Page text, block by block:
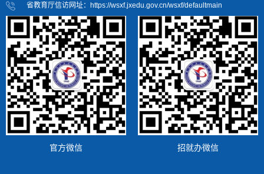
省教育厅信访网址：https://wsxf.jxedu.gov.cn/wsxf/defaultmain
官方微信 招就办微信